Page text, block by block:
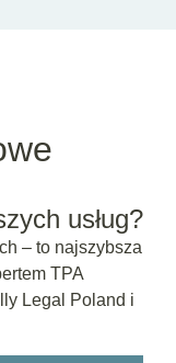
usług?
– to najszybsza
TPA
Legal Poland i